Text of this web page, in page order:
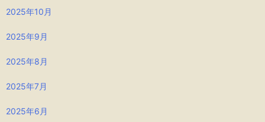
2025年10月
2025年9月
2025年8月
2025年7月
2025年6月